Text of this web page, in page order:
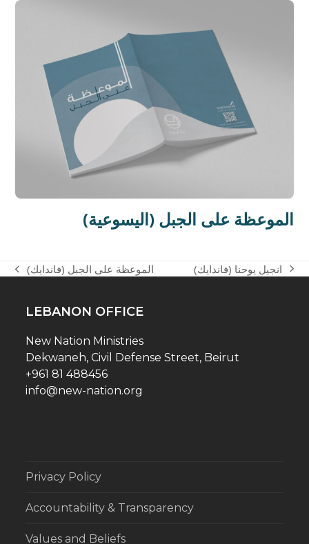
الموعظة على الجبل (اليسوعية)
previous
الموعظة على الجبل (فاندايك)
next
(انجيل يوحنا (فاندايك
LEBANON OFFICE
New Nation Ministries
Dekwaneh, Civil Defense Street, Beirut
+961 81 488456
info@new-nation.org
Privacy Policy
Accountability & Transparency
Values and Beliefs